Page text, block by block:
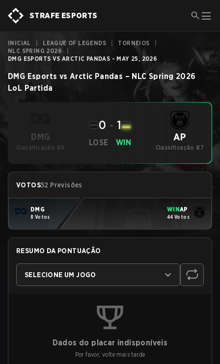
STRAFE ESPORTS
INICIAL LEAGUE OF LEGENDS TORNEIOS
NLC SPRING 2026
DMG ESPORTS VS ARCTIC PANDAS - MAY 25, 2026
DMG Esports vs Arctic Pandas – NLC Spring 2026
LoL Partida
DMG
Classificação #9
LOSE
0 - 1
WIN AP
Classificação #7
VOTOS52 Previsões
DMG
8 Votos
WINAP
44 Votos
RESUMO DA PONTUAÇÃO
SELECIONE UM JOGO
Dados do placar indisponíveis
Por favor, volte mais tarde